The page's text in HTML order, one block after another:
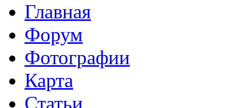
Главная
Форум
Фотографии
Карта
Статьи